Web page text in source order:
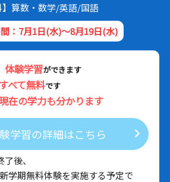
】算数・数学/英語/国語
：7月1日(水)～8月19日(水)
体験学習ができます
すべて無料です
在の学力も分かります
学習の詳細はこちら
後、
学期無料体験を実施する予定で